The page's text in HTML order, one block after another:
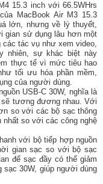
15.3 inch với 66.5WHrs
MacBook Air M3 15.3
lớn, nhưng về lý thuyết,
gian sử dụng lâu hơn một
tác vụ như xem video,
nhiên, sự khác biệt này
thực tế vì mức tiêu hao
tối ưu hóa phần mềm,
của người dùng.
USB-C 30W, nghĩa là
tương đương nhau. Với
so với các bộ sạc thông
so với các công nghệ
với bộ tiếp hợp nguồn
gian sạc so với bộ sạc
để sạc đầy có thể giảm
sạc 30W, giúp người dùng